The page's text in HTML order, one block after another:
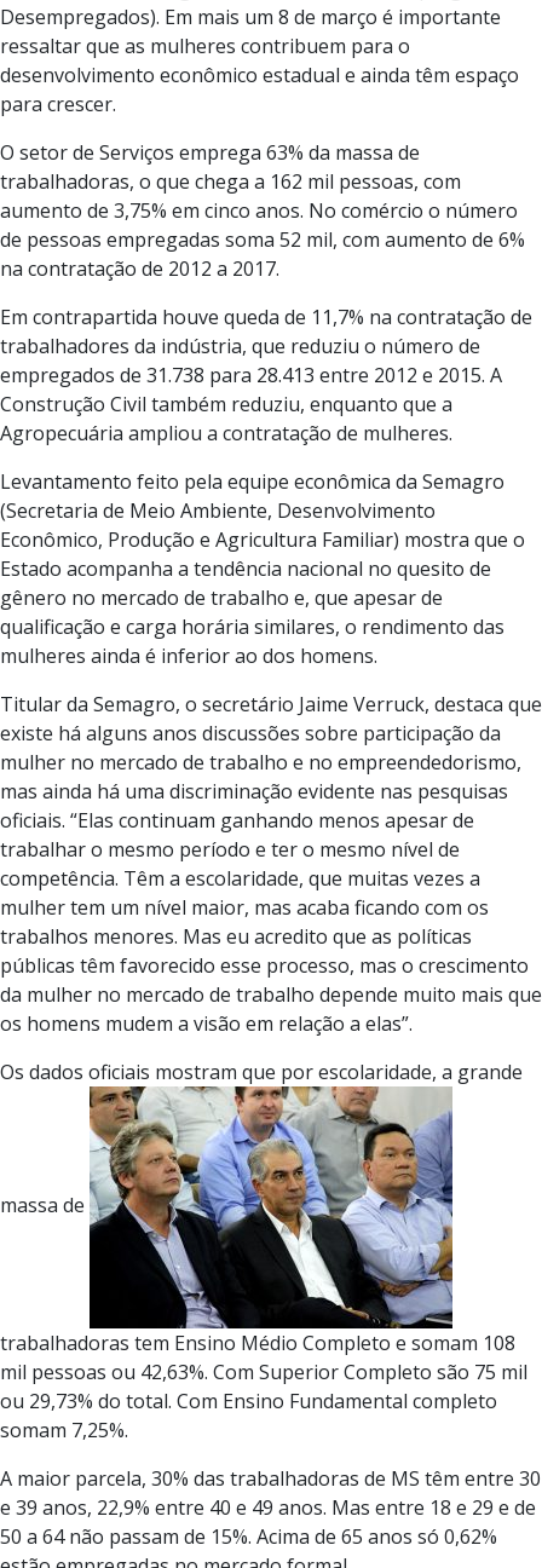
Desempregados). Em mais um 8 de março é importante
ressaltar que as mulheres contribuem para o
desenvolvimento econômico estadual e ainda têm espaço
para crescer.
O setor de Serviços emprega 63% da massa de
trabalhadoras, o que chega a 162 mil pessoas, com
aumento de 3,75% em cinco anos. No comércio o número
de pessoas empregadas soma 52 mil, com aumento de 6%
na contratação de 2012 a 2017.
Em contrapartida houve queda de 11,7% na contratação de
trabalhadores da indústria, que reduziu o número de
empregados de 31.738 para 28.413 entre 2012 e 2015. A
Construção Civil também reduziu, enquanto que a
Agropecuária ampliou a contratação de mulheres.
Levantamento feito pela equipe econômica da Semagro
(Secretaria de Meio Ambiente, Desenvolvimento
Econômico, Produção e Agricultura Familiar) mostra que o
Estado acompanha a tendência nacional no quesito de
gênero no mercado de trabalho e, que apesar de
qualificação e carga horária similares, o rendimento das
mulheres ainda é inferior ao dos homens.
Titular da Semagro, o secretário Jaime Verruck, destaca que
existe há alguns anos discussões sobre participação da
mulher no mercado de trabalho e no empreendedorismo,
mas ainda há uma discriminação evidente nas pesquisas
oficiais. “Elas continuam ganhando menos apesar de
trabalhar o mesmo período e ter o mesmo nível de
competência. Têm a escolaridade, que muitas vezes a
mulher tem um nível maior, mas acaba ficando com os
trabalhos menores. Mas eu acredito que as políticas
públicas têm favorecido esse processo, mas o crescimento
da mulher no mercado de trabalho depende muito mais que
os homens mudem a visão em relação a elas”.
Os dados oficiais mostram que por escolaridade, a grande
massa de
trabalhadoras tem Ensino Médio Completo e somam 108
mil pessoas ou 42,63%. Com Superior Completo são 75 mil
ou 29,73% do total. Com Ensino Fundamental completo
somam 7,25%.
A maior parcela, 30% das trabalhadoras de MS têm entre 30
e 39 anos, 22,9% entre 40 e 49 anos. Mas entre 18 e 29 e de
50 a 64 não passam de 15%. Acima de 65 anos só 0,62%